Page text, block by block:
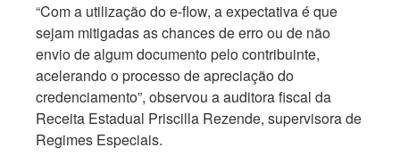
“Com a utilização do e-flow, a expectativa é que
sejam mitigadas as chances de erro ou de não
envio de algum documento pelo contribuinte,
acelerando o processo de apreciação do
credenciamento”, observou a auditora fiscal da
Receita Estadual Priscilla Rezende, supervisora de
Regimes Especiais.